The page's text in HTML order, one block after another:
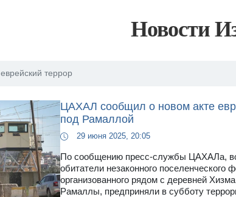
Новости
еврейский террор
ЦАХАЛ сообщил о новом акте
под Рамаллой
29 июня 2025, 20:05
По сообщению пресс-службы ЦАХАЛа,
обитатели незаконного поселенческого
организованного рядом с деревней
Рамаллы, предприняли в субботу